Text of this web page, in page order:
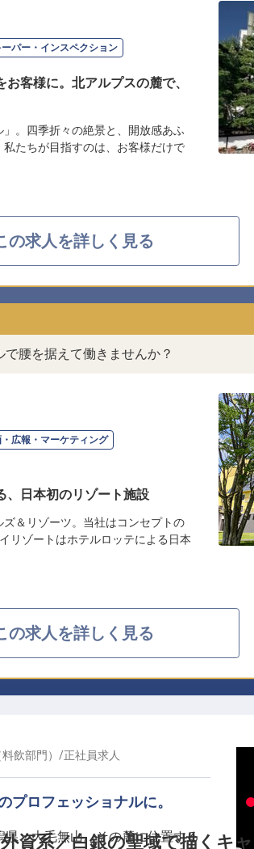
パー・インスペクション
客様に。北アルプスの麓で、
。四季折々の絶景と、開放感あふ
たちが目指すのは、お客様だけで
の求人を詳しく見る
腰を据えて働きませんか？
広報・マーケティング
、日本初のリゾート施設
＆リゾーツ。当社はコンセプトの
リゾートはホテルロッテによる日本
の求人を詳しく見る
資系／白銀の聖域で描くキ
飲部門） /正社員求人
プロフェッショナルに。
・大毛無山。その麓に位置する